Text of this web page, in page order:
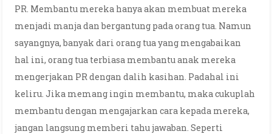
PR. Membantu mereka hanya akan membuat mereka
menjadi manja dan bergantung pada orang tua. Namun
sayangnya, banyak dari orang tua yang mengabaikan
hal ini, orang tua terbiasa membantu anak mereka
mengerjakan PR dengan dalih kasihan. Padahal ini
keliru. Jika memang ingin membantu, maka cukuplah
membantu dengan mengajarkan cara kepada mereka,
jangan langsung memberi tahu jawaban. Seperti